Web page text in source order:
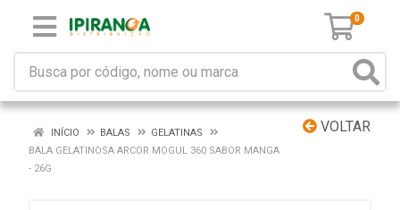
0
VOLTAR
INÍCIO BALAS
GELATINAS
BALA GELATINOSA ARCOR MOGUL 360 SABOR MANGA
- 26G